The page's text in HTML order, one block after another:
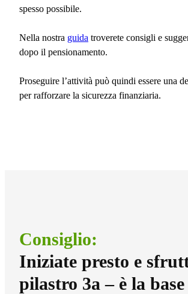
spesso possibile.
Nella nostra guida troverete consigli e
dopo il pensionamento.
Proseguire l’attività può quindi essere una
per rafforzare la sicurezza finanziaria.
Consiglio:
Iniziate presto e
pilastro 3a – è la